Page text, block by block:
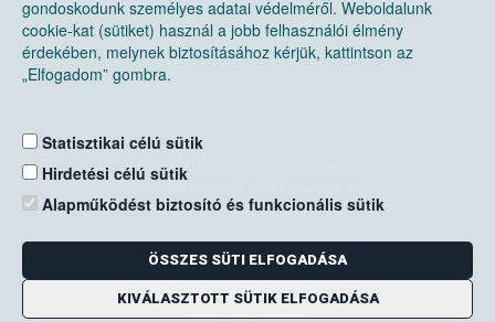
gondoskodunk személyes adatai védelméről. Weboldalunk
cookie-kat (sütiket) használ a jobb felhasználói élmény
érdekében, melynek biztosításához kérjük, kattintson az
„Elfogadom” gombra.
Statisztikai célú sütik
Hirdetési célú sütik
Alapműködést biztosító és funkcionális sütik
ÖSSZES SÜTI ELFOGADÁSA
KIVÁLASZTOTT SÜTIK ELFOGADÁSA
Nemzeti Élelmiszerlánc-biztonsági Hivatal
Levelezési cím: 1525 Budapest. Pf. 30.
E-mail:ugyfelszolgalat@nebih.gov.hu
Zöld szám: 06-80/263-244
Telefon: 06-1/ 336-9000